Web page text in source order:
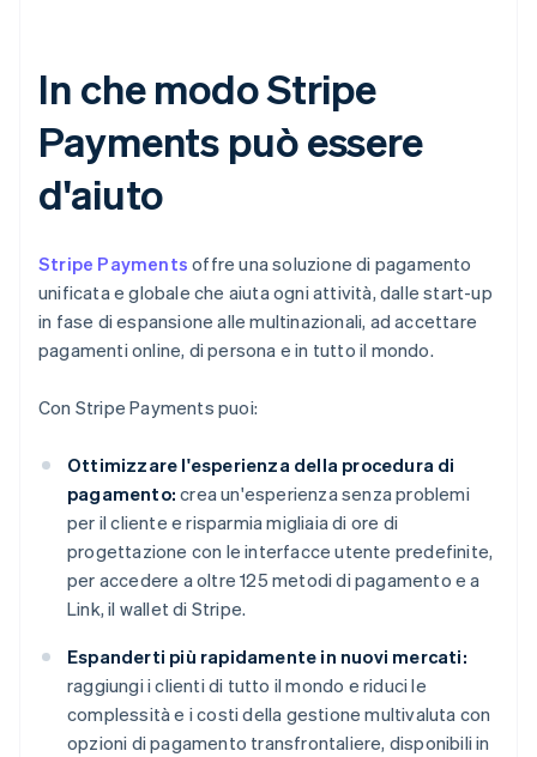
In che modo Stripe
Payments può essere
d'aiuto
Stripe Payments offre una soluzione di pagamento
unificata e globale che aiuta ogni attività, dalle start-up
in fase di espansione alle multinazionali, ad accettare
pagamenti online, di persona e in tutto il mondo.
Con Stripe Payments puoi:
Ottimizzare l'esperienza della procedura di
pagamento: crea un'esperienza senza problemi
per il cliente e risparmia migliaia di ore di
progettazione con le interfacce utente predefinite,
per accedere a oltre 125 metodi di pagamento e a
Link, il wallet di Stripe.
Espanderti più rapidamente in nuovi mercati:
raggiungi i clienti di tutto il mondo e riduci le
complessità e i costi della gestione multivaluta con
opzioni di pagamento transfrontaliere, disponibili in